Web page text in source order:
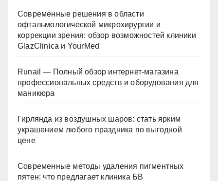
Современные решения в области
офтальмологической микрохирургии и
коррекции зрения: обзор возможностей клиники
GlazClinica и YourMed
Runail — Полный обзор интернет-магазина
профессиональных средств и оборудования для
маникюра
Гирлянда из воздушных шаров: стать ярким
украшением любого праздника по выгодной
цене
Современные методы удаления пигментных
пятен: что предлагает клиника БВ